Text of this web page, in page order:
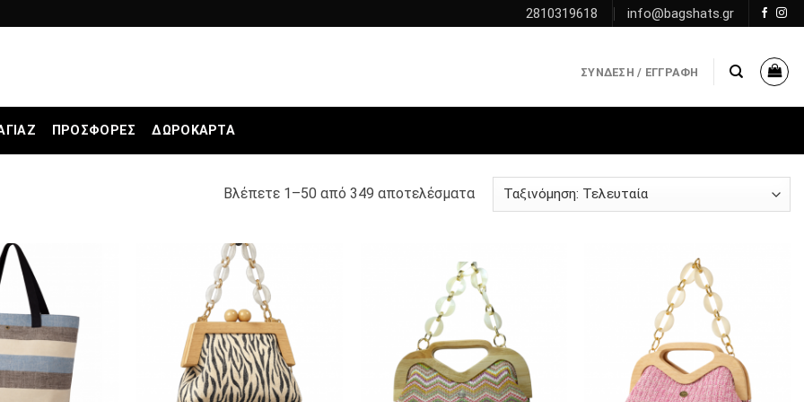
2810319618 info@bagshats.gr
ΣΎΝΔΕΣΗ / ΕΓΓΡΑΦΉ
ΠΡΟΣΦΟΡΕΣ ΔΩΡΟΚΆΡΤΑ
Βλέπετε 1–50 από 349 αποτελέσματα